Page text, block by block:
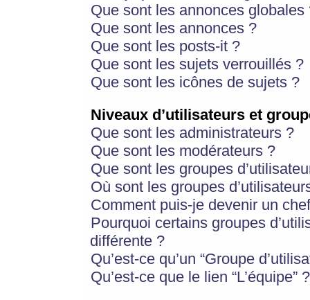
Que sont les annonces globales
Que sont les annonces ?
Que sont les posts-it ?
Que sont les sujets verrouillés ?
Que sont les icônes de sujets ?
Niveaux d’utilisateurs et
Que sont les administrateurs ?
Que sont les modérateurs ?
Que sont les groupes
Où sont les groupes
Comment puis-je devenir un
Pourquoi certains groupes
différente ?
Qu’est-ce qu’un “Groupe
Qu’est-ce que le lien “L’équipe” ?